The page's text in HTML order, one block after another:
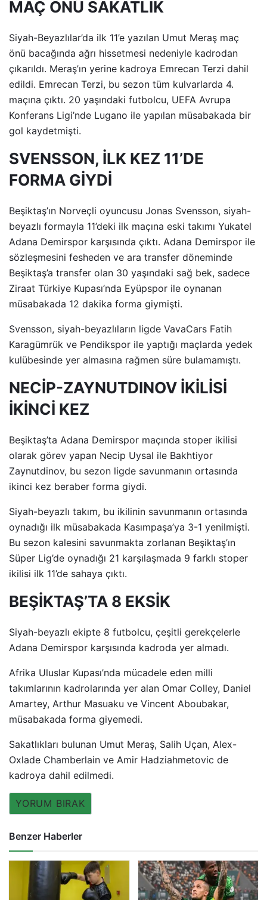
MAÇ ÖNÜ SAKATLIK
Siyah-Beyazlılar’da ilk 11’e yazılan Umut Meraş maç
önü bacağında ağrı hissetmesi nedeniyle kadrodan
çıkarıldı. Meraş’ın yerine kadroya Emrecan Terzi dahil
edildi. Emrecan Terzi, bu sezon tüm kulvarlarda 4.
maçına çıktı. 20 yaşındaki futbolcu, UEFA Avrupa
Konferans Ligi’nde Lugano ile yapılan müsabakada bir
gol kaydetmişti.
SVENSSON, İLK KEZ 11’DE
FORMA GİYDİ
Beşiktaş’ın Norveçli oyuncusu Jonas Svensson, siyah-
beyazlı formayla 11’deki ilk maçına eski takımı Yukatel
Adana Demirspor karşısında çıktı. Adana Demirspor ile
sözleşmesini fesheden ve ara transfer döneminde
Beşiktaş’a transfer olan 30 yaşındaki sağ bek, sadece
Ziraat Türkiye Kupası’nda Eyüpspor ile oynanan
müsabakada 12 dakika forma giymişti.
Svensson, siyah-beyazlıların ligde VavaCars Fatih
Karagümrük ve Pendikspor ile yaptığı maçlarda yedek
kulübesinde yer almasına rağmen süre bulamamıştı.
NECİP-ZAYNUTDINOV İKİLİSİ
İKİNCİ KEZ
Beşiktaş’ta Adana Demirspor maçında stoper ikilisi
olarak görev yapan Necip Uysal ile Bakhtiyor
Zaynutdinov, bu sezon ligde savunmanın ortasında
ikinci kez beraber forma giydi.
Siyah-beyazlı takım, bu ikilinin savunmanın ortasında
oynadığı ilk müsabakada Kasımpaşa’ya 3-1 yenilmişti.
Bu sezon kalesini savunmakta zorlanan Beşiktaş’ın
Süper Lig’de oynadığı 21 karşılaşmada 9 farklı stoper
ikilisi ilk 11’de sahaya çıktı.
BEŞİKTAŞ’TA 8 EKSİK
Siyah-beyazlı ekipte 8 futbolcu, çeşitli gerekçelerle
Adana Demirspor karşısında kadroda yer almadı.
Afrika Uluslar Kupası’nda mücadele eden milli
takımlarının kadrolarında yer alan Omar Colley, Daniel
Amartey, Arthur Masuaku ve Vincent Aboubakar,
müsabakada forma giyemedi.
Sakatlıkları bulunan Umut Meraş, Salih Uçan, Alex-
Oxlade Chamberlain ve Amir Hadziahmetovic de
kadroya dahil edilmedi.
YORUM BIRAK
Benzer Haberler